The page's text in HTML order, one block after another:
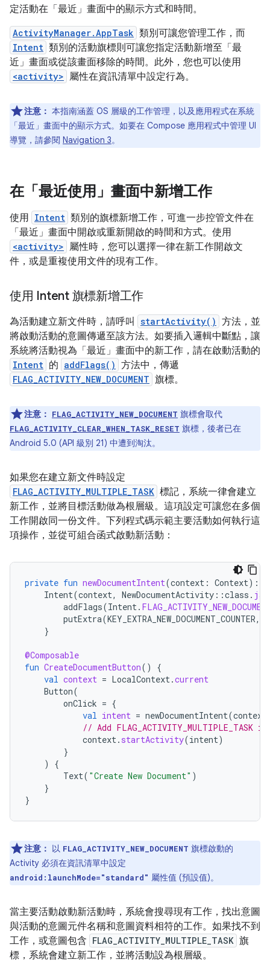
定活動在「最近」畫面中的顯示方式和時間。
ActivityManager.AppTask 類別可讓您管理工作，而
Intent 類別的活動旗標則可讓您指定活動新增至「最
近」畫面或從該畫面移除的時間。此外，您也可以使用
<activity> 屬性在資訊清單中設定行為。
注意： 本指南涵蓋 OS 層級的工作管理，以及應用程式在系統
「最近」畫面中的顯示方式。如要在 Compose 應用程式中管理 UI
導覽，請參閱 Navigation 3。
在「最近使用」畫面中新增工作
使用 Intent 類別的旗標新增工作，可進一步控管文件在
「最近」畫面中開啟或重新開啟的時間和方式。使用
<activity> 屬性時，您可以選擇一律在新工作開啟文
件，或是重複使用文件的現有工作。
使用 Intent 旗標新增工作
為活動建立新文件時，請呼叫 startActivity() 方法，並
將啟動活動的意圖傳遞至該方法。如要插入邏輯中斷點，讓
系統將活動視為「最近」畫面中的新工作，請在啟動活動的
Intent 的 addFlags() 方法中，傳遞
FLAG_ACTIVITY_NEW_DOCUMENT 旗標。
注意： FLAG_ACTIVITY_NEW_DOCUMENT 旗標會取代
FLAG_ACTIVITY_CLEAR_WHEN_TASK_RESET 旗標，後者已在
Android 5.0 (API 級別 21) 中遭到淘汰。
如果您在建立新文件時設定
FLAG_ACTIVITY_MULTIPLE_TASK 標記，系統一律會建立
新工作，並將目標活動做為根層級。這項設定可讓您在多個
工作開啟同一份文件。下列程式碼示範主要活動如何執行這
項操作，並從可組合函式啟動新活動：
private fun newDocumentIntent(context : Context):
Intent(context, NewDocumentActivity ::class .
addFlags(Intent .
putExtra(KEY_EXTRA_NEW_DOCUMENT_COUNTER,
}
@Composable
fun CreateDocumentButton()
{
val context = LocalContext .current
Button(
onClick = {
val intent = newDocumentIntent(context
// Add
context . startActivity(intent)
}
)
{
Text( "Create New Document" )
}
}
注意： 以 FLAG_ACTIVITY_NEW_DOCUMENT 旗標啟動的
Activity 必須在資訊清單中設定
android:launchMode="standard" 屬性值 (預設值)。
當主要活動啟動新活動時，系統會搜尋現有工作，找出意圖
與活動的意圖元件名稱和意圖資料相符的工作。如果找不到
工作，或意圖包含 FLAG_ACTIVITY_MULTIPLE_TASK 旗
標，系統會建立新工作，並將活動設為根層級。